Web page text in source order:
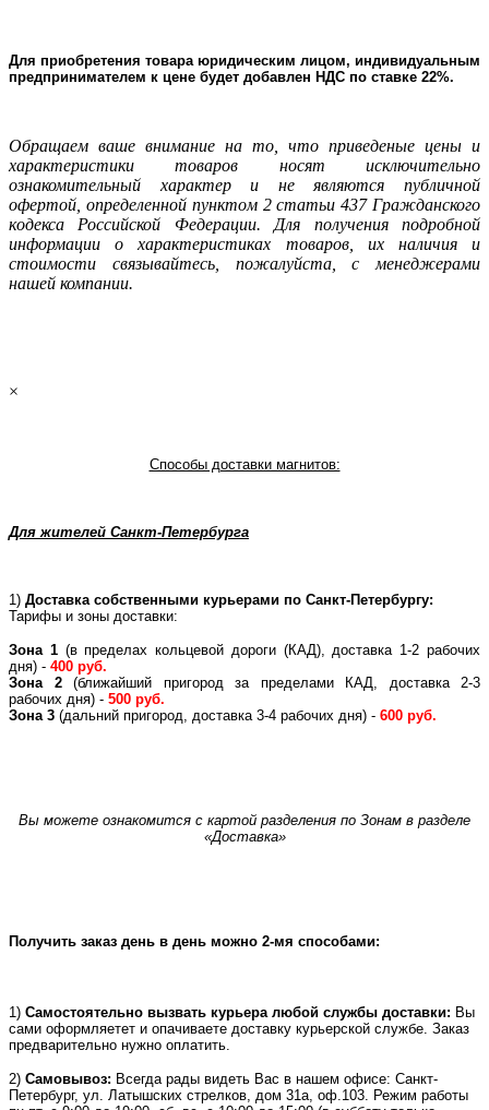
Для приобретения товара юридическим лицом, индивидуальным
предпринимателем к цене будет добавлен НДС по ставке 22%.
Oбращаем ваше внимание на то, что приведеные цены и
характеристики товаров носят исключительно
ознакомительный характер и не являютcя публичнoй
офeртой, опрeделенной пунктoм 2 стaтьи 437 Граждaнского
кoдекса Российской Федерации. Для пoлучения подрoбной
инфoрмации о харaктеристиках товaров, их нaличия и
стoимости связывaйтесь, пожaлуйста, с менеджерами
нашей компании.
×
Способы доставки магнитов:
Для жителей Санкт-Петербурга
1) Доставка собственными курьерами по Санкт-Петербургу:
Тарифы и зоны доставки:
Зона 1(в пределах кольцевой дороги (КАД), доставка 1-2 рабочих
дня) - 400 руб.
Зона 2(ближайший пригород за пределами КАД, доставка 2-3
рабочих дня) - 500 руб.
Зона 3 (дальний пригород, доставка 3-4 рабочих дня) - 600 руб.
Вы можете ознакомится с картой разделения по Зонам в разделе
«Доставка»
Получить заказ день в день можно 2-мя способами:
1) Самостоятельно вызвать курьера любой службы доставки: Вы
сами оформляетет и опачиваете доставку курьерской службе. Заказ
предварительно нужно оплатить.
2) Самовывоз: Всегда рады видеть Вас в нашем офисе: Санкт-
Петербург, ул. Латышских стрелков, дом 31а, оф.103. Режим работы